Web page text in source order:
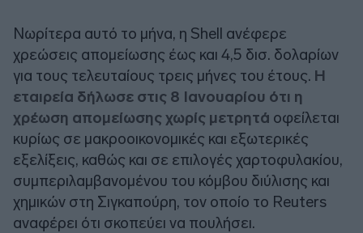
Νωρίτερα αυτό το μήνα, η Shell ανέφερε
χρεώσεις απομείωσης έως και 4,5 δισ. δολαρίων
για τους τελευταίους τρεις μήνες του έτους. Η
εταιρεία δήλωσε στις 8 Ιανουαρίου ότι η
χρέωση απομείωσης χωρίς μετρητά οφείλεται
κυρίως σε μακροοικονομικές και εξωτερικές
εξελίξεις, καθώς και σε επιλογές χαρτοφυλακίου,
συμπεριλαμβανομένου του κόμβου διύλισης και
χημικών στη Σιγκαπούρη, τον οποίο το Reuters
αναφέρει ότι σκοπεύει να πουλήσει.